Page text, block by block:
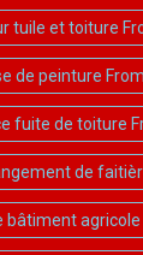
tuile et toiture
de peinture
fuite de toiture
de